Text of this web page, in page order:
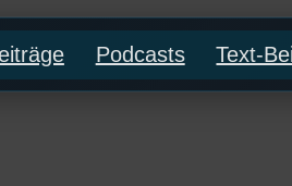
Podcasts Text-